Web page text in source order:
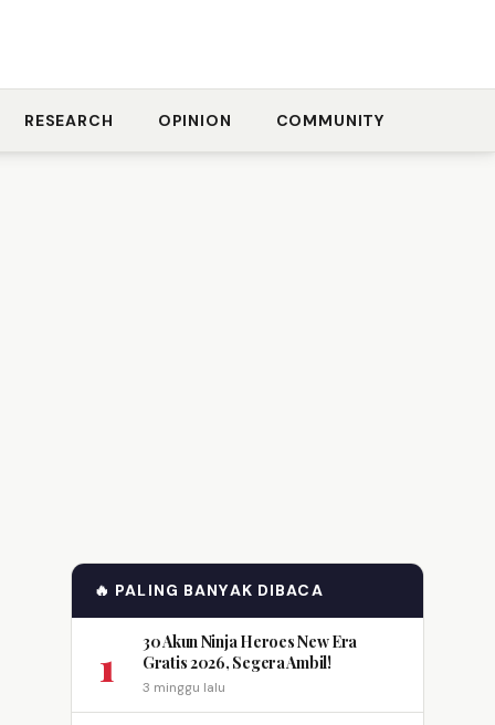
RESEARCH OPINION COMMUNITY
🔥 PALING BANYAK DIBACA
1
30 Akun Ninja Heroes New Era
Gratis 2026, Segera Ambil!
3 minggu lalu